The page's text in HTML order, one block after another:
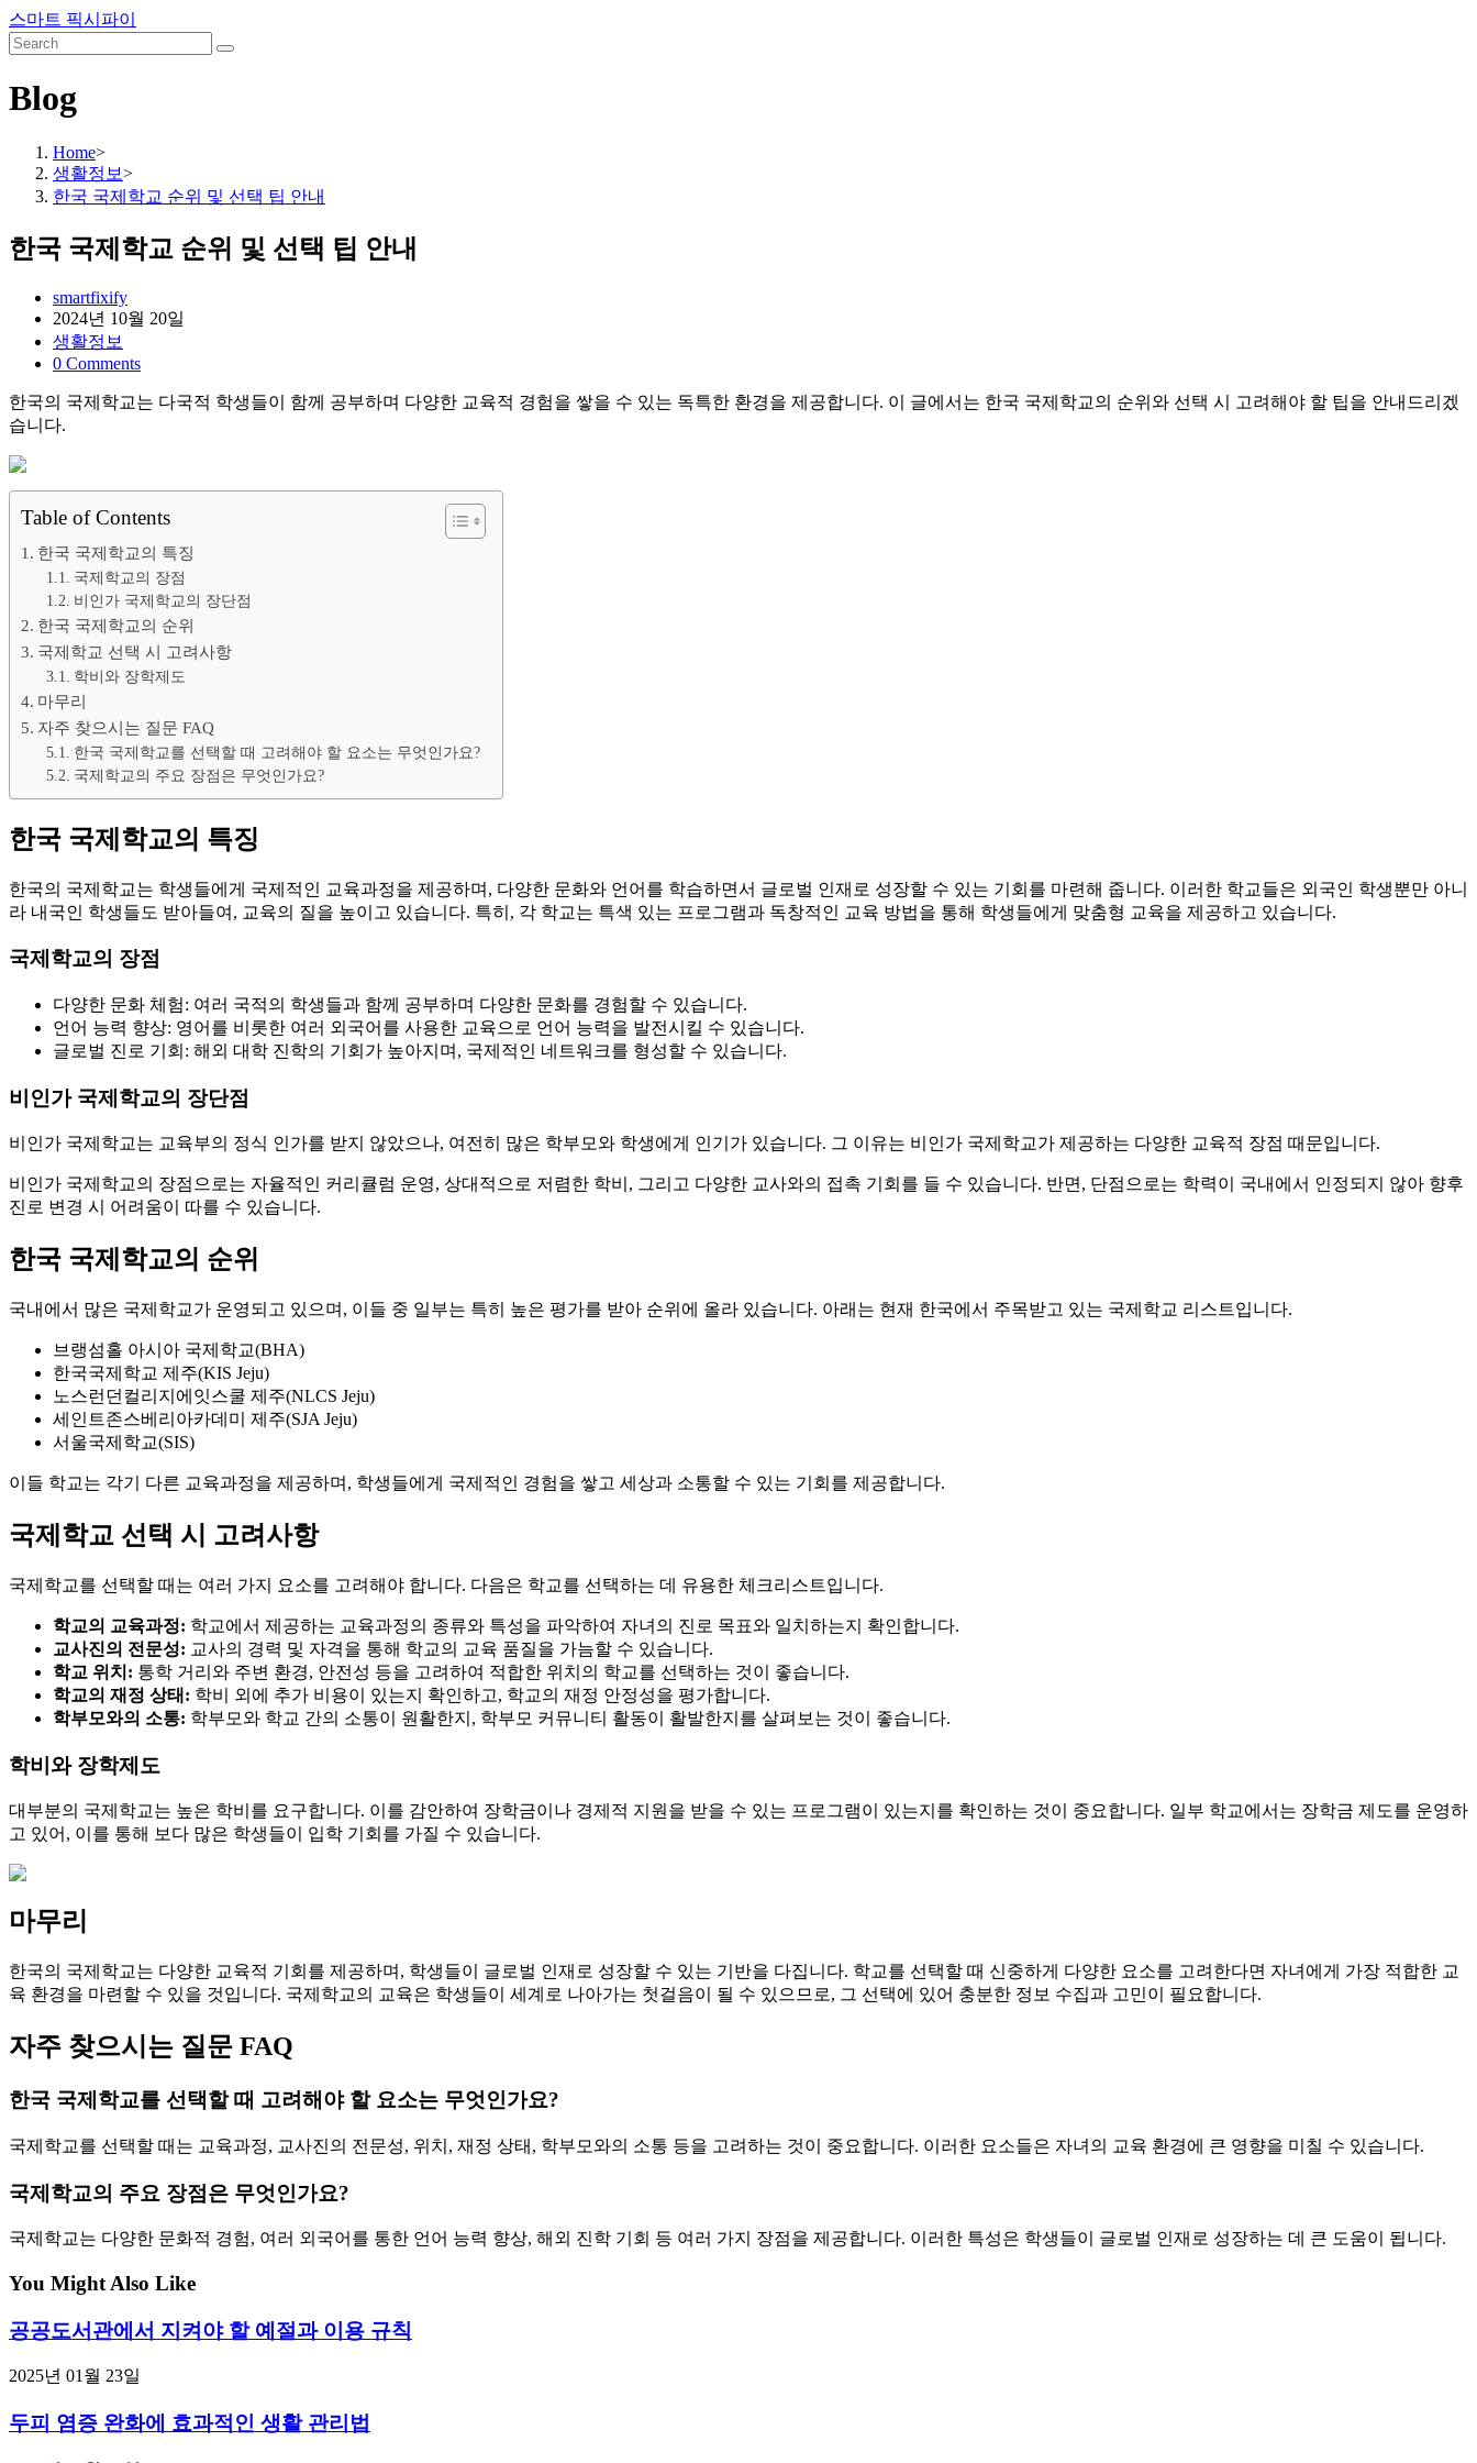
Skip
to
content
스마트 픽시파이
Blog
Home>
생활정보>
한국 국제학교 순위 및 선택 팁 안내
한국 국제학교 순위 및 선택 팁 안내
Post
author:
smartfixify
Post
published:
2024년 10월 20일
Post
category:
생활정보
Post
0 Comments
한국의 국제학교는 다국적 학생들이 함께 공부하며 다양한 교육적 경험을 쌓을 수 있는 독특한 환경을 제공합니다. 이 글에서는 한국 국제학교의 순위와 선택 시 고려해야 할 팁을 안내드리겠
습니다.
Table of Contents
한국 국제학교의 특징
국제학교의 장점
비인가 국제학교의 장단점
한국 국제학교의 순위
국제학교 선택 시 고려사항
학비와 장학제도
마무리
자주 찾으시는 질문 FAQ
한국 국제학교를 선택할 때 고려해야 할 요소는 무엇인가요?
국제학교의 주요 장점은 무엇인가요?
한국 국제학교의 특징
한국의 국제학교는 학생들에게 국제적인 교육과정을 제공하며, 다양한 문화와 언어를 학습하면서 글로벌 인재로 성장할 수 있는 기회를 마련해 줍니다. 이러한 학교들은 외국인 학생뿐만 아니
라 내국인 학생들도 받아들여, 교육의 질을 높이고 있습니다. 특히, 각 학교는 특색 있는 프로그램과 독창적인 교육 방법을 통해 학생들에게 맞춤형 교육을 제공하고 있습니다.
국제학교의 장점
다양한 문화 체험: 여러 국적의 학생들과 함께 공부하며 다양한 문화를 경험할 수 있습니다.
언어 능력 향상: 영어를 비롯한 여러 외국어를 사용한 교육으로 언어 능력을 발전시킬 수 있습니다.
글로벌 진로 기회: 해외 대학 진학의 기회가 높아지며, 국제적인 네트워크를 형성할 수 있습니다.
비인가 국제학교의 장단점
비인가 국제학교는 교육부의 정식 인가를 받지 않았으나, 여전히 많은 학부모와 학생에게 인기가 있습니다. 그 이유는 비인가 국제학교가 제공하는 다양한 교육적 장점 때문입니다.
비인가 국제학교의 장점으로는 자율적인 커리큘럼 운영, 상대적으로 저렴한 학비, 그리고 다양한 교사와의 접촉 기회를 들 수 있습니다. 반면, 단점으로는 학력이 국내에서 인정되지 않아 향후
진로 변경 시 어려움이 따를 수 있습니다.
한국 국제학교의 순위
국내에서 많은 국제학교가 운영되고 있으며, 이들 중 일부는 특히 높은 평가를 받아 순위에 올라 있습니다. 아래는 현재 한국에서 주목받고 있는 국제학교 리스트입니다.
브랭섬홀 아시아 국제학교(BHA)
한국국제학교 제주(KIS Jeju)
노스런던컬리지에잇스쿨 제주(NLCS Jeju)
세인트존스베리아카데미 제주(SJA Jeju)
서울국제학교(SIS)
이들 학교는 각기 다른 교육과정을 제공하며, 학생들에게 국제적인 경험을 쌓고 세상과 소통할 수 있는 기회를 제공합니다.
국제학교 선택 시 고려사항
국제학교를 선택할 때는 여러 가지 요소를 고려해야 합니다. 다음은 학교를 선택하는 데 유용한 체크리스트입니다.
학교의 교육과정: 학교에서 제공하는 교육과정의 종류와 특성을 파악하여 자녀의 진로 목표와 일치하는지 확인합니다.
교사진의 전문성: 교사의 경력 및 자격을 통해 학교의 교육 품질을 가늠할 수 있습니다.
학교 위치: 통학 거리와 주변 환경, 안전성 등을 고려하여 적합한 위치의 학교를 선택하는 것이 좋습니다.
학교의 재정 상태: 학비 외에 추가 비용이 있는지 확인하고, 학교의 재정 안정성을 평가합니다.
학부모와의 소통: 학부모와 학교 간의 소통이 원활한지, 학부모 커뮤니티 활동이 활발한지를 살펴보는 것이 좋습니다.
학비와 장학제도
대부분의 국제학교는 높은 학비를 요구합니다. 이를 감안하여 장학금이나 경제적 지원을 받을 수 있는 프로그램이 있는지를 확인하는 것이 중요합니다. 일부 학교에서는 장학금 제도를 운영하
고 있어, 이를 통해 보다 많은 학생들이 입학 기회를 가질 수 있습니다.
마무리
한국의 국제학교는 다양한 교육적 기회를 제공하며, 학생들이 글로벌 인재로 성장할 수 있는 기반을 다집니다. 학교를 선택할 때 신중하게 다양한 요소를 고려한다면 자녀에게 가장 적합한 교
육 환경을 마련할 수 있을 것입니다. 국제학교의 교육은 학생들이 세계로 나아가는 첫걸음이 될 수 있으므로, 그 선택에 있어 충분한 정보 수집과 고민이 필요합니다.
자주 찾으시는 질문 FAQ
한국 국제학교를 선택할 때 고려해야 할 요소는 무엇인가요?
국제학교를 선택할 때는 교육과정, 교사진의 전문성, 위치, 재정 상태, 학부모와의 소통 등을 고려하는 것이 중요합니다. 이러한 요소들은 자녀의 교육 환경에 큰 영향을 미칠 수 있습니다.
국제학교의 주요 장점은 무엇인가요?
국제학교는 다양한 문화적 경험, 여러 외국어를 통한 언어 능력 향상, 해외 진학 기회 등 여러 가지 장점을 제공합니다. 이러한 특성은 학생들이 글로벌 인재로 성장하는 데 큰 도움이 됩니다.
You Might Also Like
공공도서관에서 지켜야 할 예절과 이용 규칙
2025년 01월 23일
두피 염증 완화에 효과적인 생활 관리법